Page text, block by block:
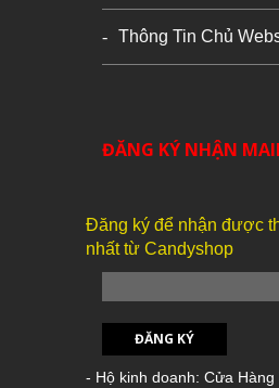
Thông Tin Chủ
ĐĂNG KÝ NHẬN
Đăng ký để nhận được
nhất từ Candyshop
ĐĂNG KÝ
- Hộ kinh doanh: Cửa